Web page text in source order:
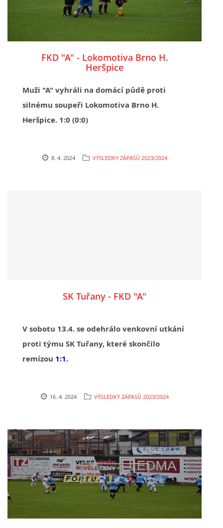
FKD "A" - Lokomotiva Brno H.
Heršpice
Muži "A" vyhráli na domácí půdě proti
silnému soupeři Lokomotiva Brno H.
Heršpice. 1:0 (0:0)
8. 4. 2024 VÝSLEDKY ZÁPASŮ 2023/2024
SK Tuřany - FKD "A"
V sobotu 13.4. se odehrálo venkovní utkání
proti týmu SK Tuřany, které skončilo
remízou 1:1.
16. 4. 2024 VÝSLEDKY ZÁPASŮ 2023/2024